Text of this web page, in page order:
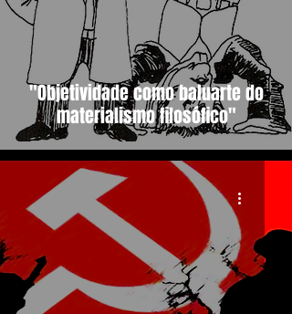
"Objetividade como baluarte do
materialismo filosófico"